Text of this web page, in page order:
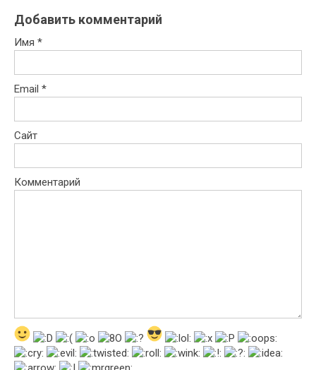
Добавить комментарий
Имя *
Email *
Сайт
Комментарий